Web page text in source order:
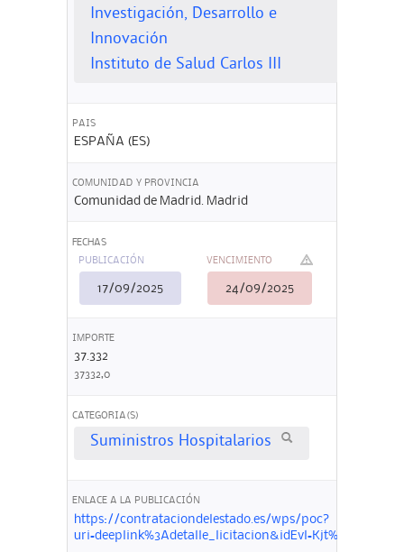
Investigación, Desarrollo e
Innovación
Instituto de Salud Carlos III
PAIS
ESPAÑA (ES)
COMUNIDAD Y PROVINCIA
Comunidad de Madrid. Madrid
FECHAS
PUBLICACIÓN
17/09/2025
VENCIMIENTO
24/09/2025
IMPORTE
37.332
37332,0
CATEGORIA(S)
Suministros Hospitalarios
ENLACE A LA PUBLICACIÓN
https://contrataciondelestado.es/wps/poc?